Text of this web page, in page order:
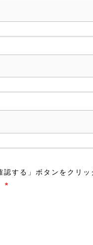
する」ボタンをクリッ